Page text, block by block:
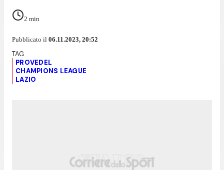
2 min
Pubblicato il 06.11.2023, 20:52
PROVEDEL
CHAMPIONS LEAGUE
LAZIO